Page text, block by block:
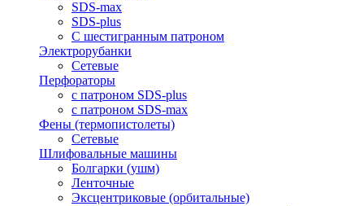
SDS-max
SDS-plus
С шестигранным патроном
Электрорубанки
Сетевые
Перфораторы
с патроном SDS-plus
с патроном SDS-max
Фены (термопистолеты)
Сетевые
Шлифовальные машины
Болгарки (ушм)
Ленточные
Эксцентриковые (орбитальные)